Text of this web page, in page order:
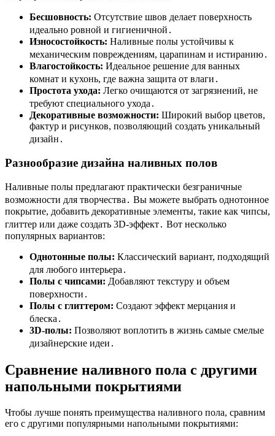
Бесшовность: Отсутствие швов делает поверхность
идеально ровной и гигиеничной․
Износостойкость: Наливные полы устойчивы к
механическим повреждениям, царапинам и истиранию․
Влагостойкость: Идеальное решение для ванных
комнат и кухонь, где важна защита от влаги․
Простота ухода: Легко очищаются от загрязнений, не
требуют специального ухода․
Декоративные возможности: Широкий выбор цветов,
фактур и рисунков, позволяющий создать уникальный
дизайн․
Разнообразие дизайна наливных полов
Наливные полы предлагают практически безграничные
возможности для творчества․ Вы можете выбрать однотонное
покрытие, добавить декоративные элементы, такие как чипсы,
глиттер или даже создать 3D-эффект․ Вот несколько
популярных вариантов:
Однотонные полы: Классический вариант, подходящий
для любого интерьера․
Полы с чипсами: Добавляют текстуру и объем
поверхности․
Полы с глиттером: Создают эффект мерцания и
блеска․
3D-полы: Позволяют воплотить в жизнь самые смелые
дизайнерские идеи․
Сравнение наливного пола с другими
напольными покрытиями
Чтобы лучше понять преимущества наливного пола, сравним
его с другими популярными напольными покрытиями: